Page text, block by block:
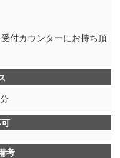
付カウンターにお持ち頂
考